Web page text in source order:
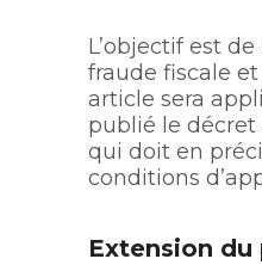
L’objectif est
fraude fiscale
article sera
publié le décret
qui doit en
conditions
Extension